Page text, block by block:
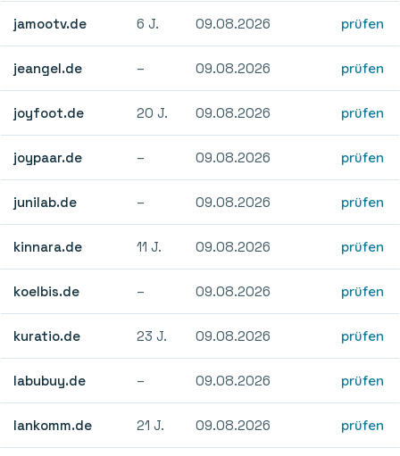
jamootv.de 6 J. 09.08.2026 prüfen
jeangel.de – 09.08.2026 prüfen
joyfoot.de 20 J. 09.08.2026 prüfen
joypaar.de – 09.08.2026 prüfen
junilab.de – 09.08.2026 prüfen
kinnara.de 11 J. 09.08.2026 prüfen
koelbis.de – 09.08.2026 prüfen
kuratio.de 23 J. 09.08.2026 prüfen
labubuy.de – 09.08.2026 prüfen
lankomm.de 21 J. 09.08.2026 prüfen